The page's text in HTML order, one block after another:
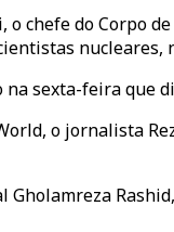
chefe do Corpo
nucleares,
sexta-feira que
o jornalista